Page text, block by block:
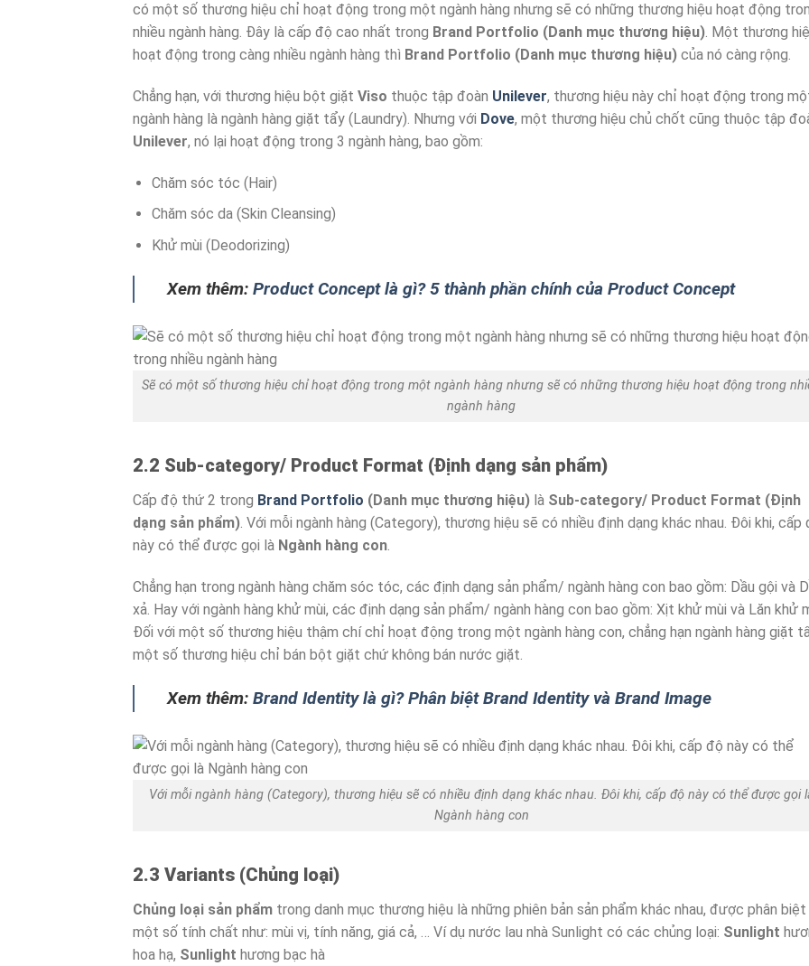
có một số thương hiệu chỉ hoạt động trong một ngành hàng nhưng sẽ có những thương hiệu hoạt động
nhiều ngành hàng. Đây là cấp độ cao nhất trong Brand Portfolio (Danh mục thương hiệu). Một thương
hoạt động trong càng nhiều ngành hàng thì Brand Portfolio (Danh mục thương hiệu) của nó càng rộng.
Chẳng hạn, với thương hiệu bột giặt Viso thuộc tập đoàn Unilever, thương hiệu này chỉ hoạt động trong
ngành hàng là ngành hàng giặt tẩy (Laundry). Nhưng với Dove, một thương hiệu chủ chốt cũng thuộc tập
Unilever, nó lại hoạt động trong 3 ngành hàng, bao gồm:
Chăm sóc tóc (Hair)
Chăm sóc da (Skin Cleansing)
Khử mùi (Deodorizing)
Xem thêm: Product Concept là gì? 5 thành phần chính của Product Concept
Sẽ có một số thương hiệu chỉ hoạt động trong một ngành hàng nhưng sẽ có những thương hiệu hoạt động trong
ngành hàng
2.2 Sub-category/ Product Format (Định dạng sản phẩm)
Cấp độ thứ 2 trong Brand Portfolio (Danh mục thương hiệu) là Sub-category/ Product Format (Định
dạng sản phẩm). Với mỗi ngành hàng (Category), thương hiệu sẽ có nhiều định dạng khác nhau. Đôi khi, cấp
này có thể được gọi là Ngành hàng con.
Chẳng hạn trong ngành hàng chăm sóc tóc, các định dạng sản phẩm/ ngành hàng con bao gồm: Dầu gội và
xả. Hay với ngành hàng khử mùi, các định dạng sản phẩm/ ngành hàng con bao gồm: Xịt khử mùi và Lăn khử
Đối với một số thương hiệu thậm chí chỉ hoạt động trong một ngành hàng con, chẳng hạn ngành hàng giặt
một số thương hiệu chỉ bán bột giặt chứ không bán nước giặt.
Xem thêm: Brand Identity là gì? Phân biệt Brand Identity và Brand Image
Với mỗi ngành hàng (Category), thương hiệu sẽ có nhiều định dạng khác nhau. Đôi khi, cấp độ này có thể được gọi
Ngành hàng con
2.3 Variants (Chủng loại)
Chủng loại sản phẩm trong danh mục thương hiệu là những phiên bản sản phẩm khác nhau, được phân
một số tính chất như: mùi vị, tính năng, giá cả, … Ví dụ nước lau nhà Sunlight có các chủng loại: Sunlight
hoa hạ, Sunlight hương bạc hà